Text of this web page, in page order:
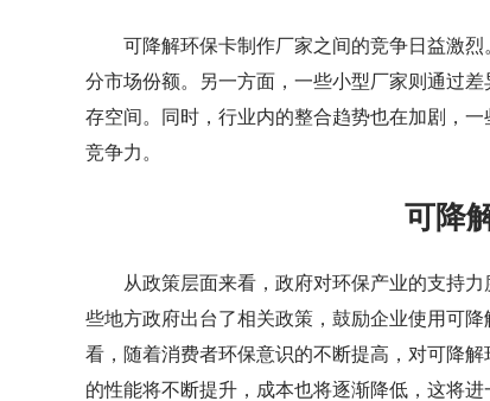
可降解环保卡制作厂家之间的竞争日益激
分市场份额。另一方面，一些小型厂家则通过
存空间。同时，行业内的整合趋势也在加剧，
竞争力。
可降
从政策层面来看，政府对环保产业的支持
些地方政府出台了相关政策，鼓励企业使用可
看，随着消费者环保意识的不断提高，对可降
的性能将不断提升，成本也将逐渐降低，这将进